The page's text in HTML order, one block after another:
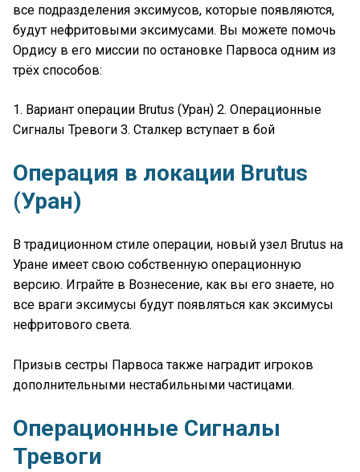
все подразделения эксимусов, которые появляются,
будут нефритовыми эксимусами. Вы можете помочь
Ордису в его миссии по остановке Парвоса одним из
трёх способов:
1. Вариант операции Brutus (Уран) 2. Операционные
Сигналы Тревоги 3. Сталкер вступает в бой
Операция в локации Brutus
(Уран)
В традиционном стиле операции, новый узел Brutus на
Уране имеет свою собственную операционную
версию. Играйте в Вознесение, как вы его знаете, но
все враги эксимусы будут появляться как эксимусы
нефритового света.
Призыв сестры Парвоса также наградит игроков
дополнительными нестабильными частицами.
Операционные Сигналы
Тревоги